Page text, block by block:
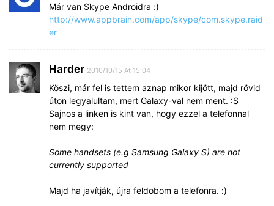
Már van Skype Androidra :)
http://www.appbrain.com/app/skype/com.skype.raid
er
Harder 2010/10/15 At 15:04
Köszi, már fel is tettem aznap mikor kijött, majd rövid
úton legyalultam, mert Galaxy-val nem ment. :S
Sajnos a linken is kint van, hogy ezzel a telefonnal
nem megy:
Some handsets (e.g Samsung Galaxy S) are not
currently supported
Majd ha javítják, újra feldobom a telefonra. :)